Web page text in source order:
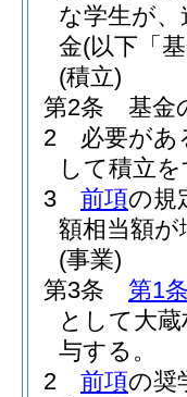
な学生が
金(以下「
(積立)
第2条
基金
2
必要があ
して積立
3
前項の規
額相当額
(事業)
第3条
第1
として大
与する。
2
前項の奨